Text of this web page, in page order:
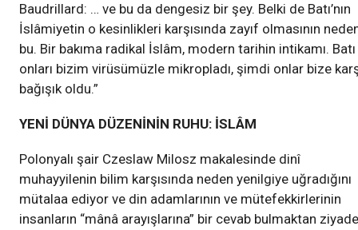
Baudrillard: … ve bu da dengesiz bir şey. Belki de Batı’nın
İslâmiyetin o kesinlikleri karşısında zayıf olmasının
bu. Bir bakıma radikal İslâm, modern tarihin intikamı. Batı
onları bizim virüsümüzle mikropladı, şimdi onlar bize
bağışık oldu.”
YENİ DÜNYA DÜZENİNİN RUHU: İSLÂM
Polonyalı şair Czeslaw Milosz makalesinde dinî
muhayyilenin bilim karşısında neden yenilgiye uğradığını
mütalaa ediyor ve din adamlarının ve mütefekkirlerinin
insanların “mânâ arayışlarına” bir cevab bulmaktan ziyade